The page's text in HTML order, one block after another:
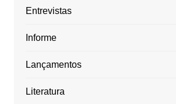
Entrevistas
Informe
Lançamentos
Literatura